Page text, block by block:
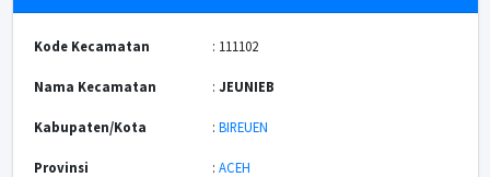
Kode Kecamatan : 111102
Nama Kecamatan : JEUNIEB
Kabupaten/Kota : BIREUEN
Provinsi : ACEH